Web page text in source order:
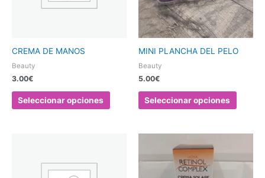
CREMA DE MANOS
Beauty
3.00€
Seleccionar opciones
opciones
producto
MINI PLANCHA DEL PELO
Beauty
5.00€
Seleccionar opciones
se
pueden
elegir